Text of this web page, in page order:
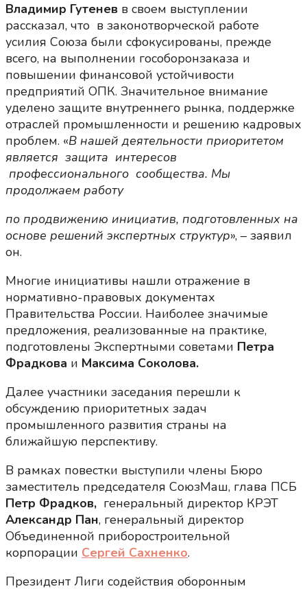
Владимир Гутенев в своем выступлении
рассказал, что в законотворческой работе
усилия Союза были сфокусированы, прежде
всего, на выполнении гособоронзаказа и
повышении финансовой устойчивости
предприятий ОПК. Значительное внимание
уделено защите внутреннего рынка, поддержке
отраслей промышленности и решению кадровых
проблем. «В нашей деятельности приоритетом
является защита интересов
профессионального сообщества. Мы
продолжаем работу
по продвижению инициатив, подготовленных на
основе решений экспертных структур», – заявил
он.
Многие инициативы нашли отражение в
нормативно-правовых документах
Правительства России. Наиболее значимые
предложения, реализованные на практике,
подготовлены Экспертными советами Петра
Фрадкова и Максима Соколова.
Далее участники заседания перешли к
обсуждению приоритетных задач
промышленного развития страны на
ближайшую перспективу.
В рамках повестки выступили члены Бюро
заместитель председателя СоюзМаш, глава ПСБ
Петр Фрадков, генеральный директор КРЭТ
Александр Пан, генеральный директор
Объединенной приборостроительной
корпорации Сергей Сахненко.
Президент Лиги содействия оборонным